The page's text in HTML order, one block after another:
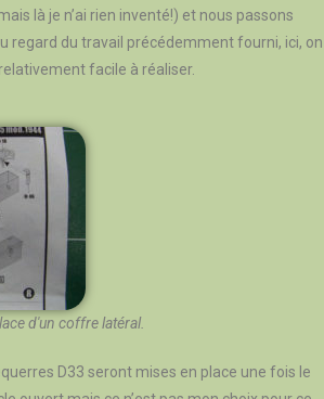
là je n’ai rien inventé!) et nous passons
regard du travail précédemment fourni, ici, on
facile à réaliser.
d'un coffre latéral.
D33 seront mises en place une fois le